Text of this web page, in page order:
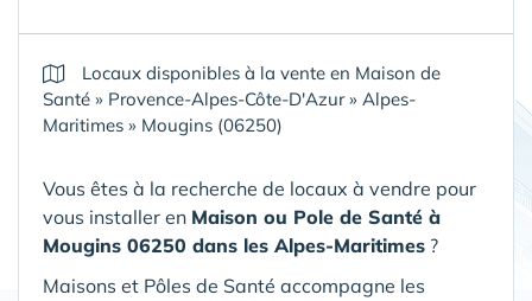
Locaux disponibles à la vente en Maison de
Santé » Provence-Alpes-Côte-D'Azur» Alpes-
Maritimes » Mougins (06250)
Vous êtes à la recherche de locaux à vendre pour
vous installer en Maison ou Pole de Santé à
Mougins 06250 dans les Alpes-Maritimes ?
Maisons et Pôles de Santé accompagne les